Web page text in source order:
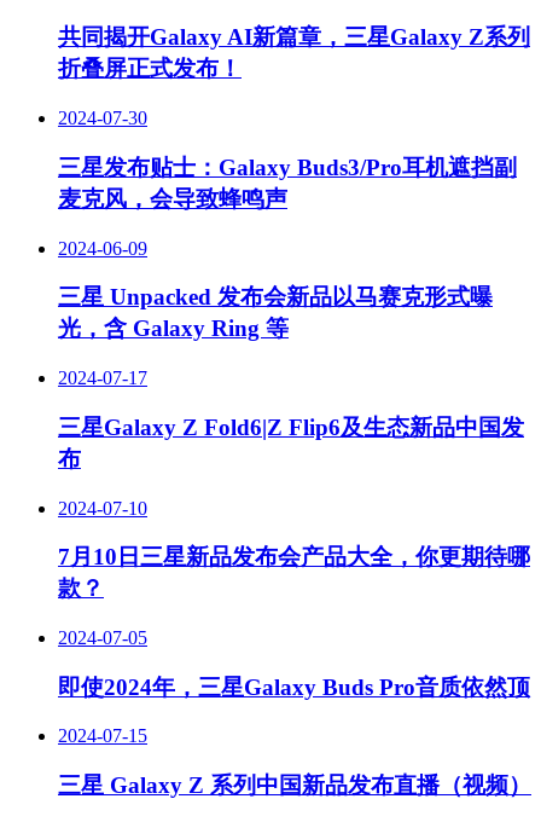
共同揭开Galaxy AI新篇章，三星Galaxy Z系列
折叠屏正式发布！
2024-07-30
三星发布贴士：Galaxy Buds3/Pro耳机遮挡副
麦克风，会导致蜂鸣声
2024-06-09
三星 Unpacked 发布会新品以马赛克形式曝
光，含 Galaxy Ring 等
2024-07-17
三星Galaxy Z Fold6|Z Flip6及生态新品中国发
布
2024-07-10
7月10日三星新品发布会产品大全，你更期待哪
款？
2024-07-05
即使2024年，三星Galaxy Buds Pro音质依然顶
2024-07-15
三星 Galaxy Z 系列中国新品发布直播（视频）